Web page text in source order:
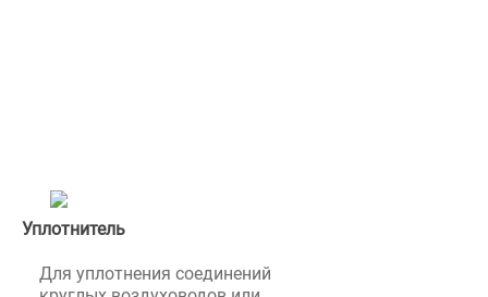
Уплотнитель
Для уплотнения соединений